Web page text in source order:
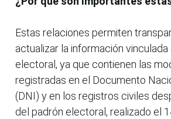
Estas relaciones permiten
actualizar la información
electoral, ya que contienen las
registradas en el Documento
(DNI) y en los registros civiles
del padrón electoral, realizado el